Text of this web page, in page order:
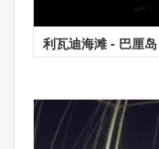
利瓦迪海滩 - 巴厘岛